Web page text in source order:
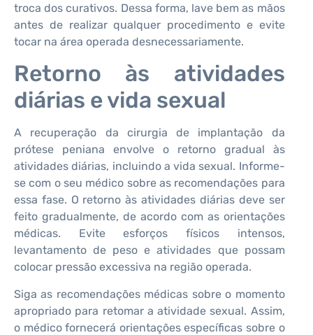
troca dos curativos. Dessa forma, lave bem as mãos
antes de realizar qualquer procedimento e evite
tocar na área operada desnecessariamente.
Retorno às atividades
diárias e vida sexual
A recuperação da cirurgia de implantação da
prótese peniana envolve o retorno gradual às
atividades diárias, incluindo a vida sexual. Informe-
se com o seu médico sobre as recomendações para
essa fase. O retorno às atividades diárias deve ser
feito gradualmente, de acordo com as orientações
médicas. Evite esforços físicos intensos,
levantamento de peso e atividades que possam
colocar pressão excessiva na região operada.
Siga as recomendações médicas sobre o momento
apropriado para retomar a atividade sexual. Assim,
o médico fornecerá orientações específicas sobre o